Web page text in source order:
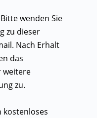
wenden Sie
zu dieser
Nach Erhalt
das
weitere
zu.
kostenloses